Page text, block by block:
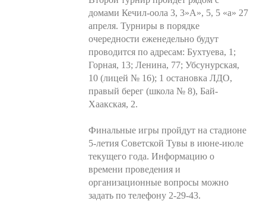
домами Кечил-оола 3, 3»А», 5, 5 «а» 27
апреля. Турниры в порядке
очередности еженедельно будут
проводится по адресам: Бухтуева, 1;
Горная, 13; Ленина, 77; Убсунурская,
10 (лицей № 16); 1 остановка ЛДО,
правый берег (школа № 8), Бай-
Хаакская, 2.
Финальные игры пройдут на стадионе
5-летия Советской Тувы в июне-июле
текущего года. Информацию о
времени проведения и
организационные вопросы можно
задать по телефону 2-29-43.